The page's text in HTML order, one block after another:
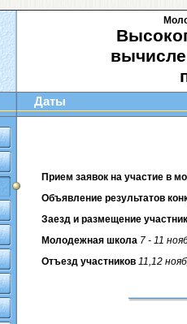
Даты
Прием заявок на участие в
Объявление результатов
Заезд и размещение
Молодежная школа 7 - 11
Отъезд участников 11,12